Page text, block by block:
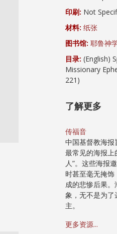
印刷: Not
材料: 纸张
图书馆: 耶鲁神
目录: (English)
Missionary
221)
了解更多
传福音
中国基督教海
最常见的海报上
人”。这些海报
时甚至毫无掩
成的悲惨后果
象，无不是为
主。
更多资源...